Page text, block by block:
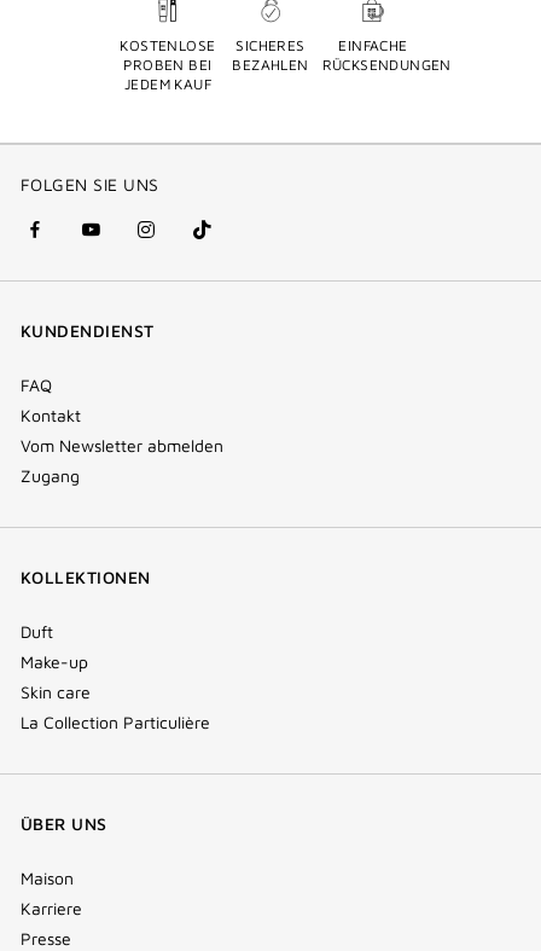
KOSTENLOSE
PROBEN BEI
JEDEM KAUF
SICHERES
BEZAHLEN
EINFACHE
RÜCKSENDUNGEN
FOLGEN SIE UNS
facebook
(new
youtube
(new
instagram
(new
Tik
Tok
KUNDENDIENST
FAQ
Kontakt
Vom Newsletter abmelden
Zugang
KOLLEKTIONEN
Duft
Make-up
Skin care
La Collection Particulière
ÜBER UNS
Maison
Karriere
Presse